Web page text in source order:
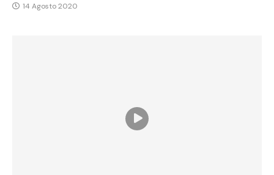
14 Agosto 2020